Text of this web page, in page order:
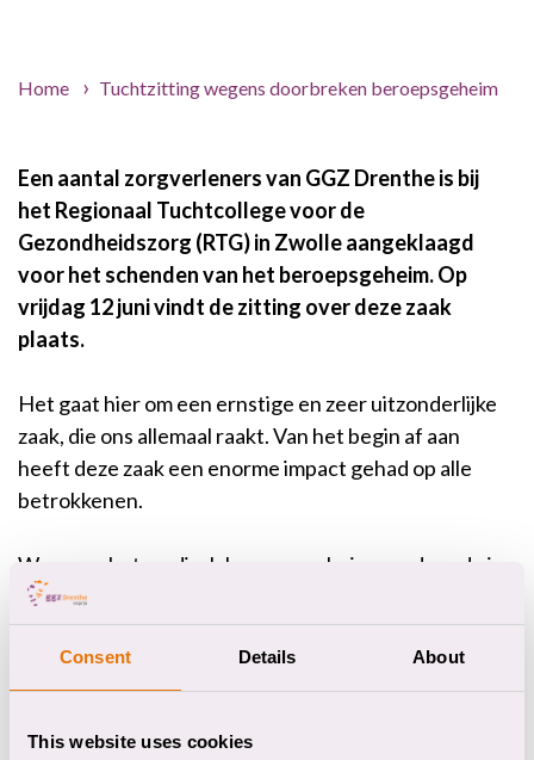
Consent Details About
This website uses cookies
Home Tuchtzitting wegens doorbreken beroepsgeheim
Een aantal zorgverleners van GGZ Drenthe is bij
het Regionaal Tuchtcollege voor de
Gezondheidszorg (RTG) in Zwolle aangeklaagd
voor het schenden van het beroepsgeheim. Op
vrijdag 12 juni vindt de zitting over deze zaak
plaats.
Het gaat hier om een ernstige en zeer uitzonderlijke
zaak, die ons allemaal raakt. Van het begin af aan
heeft deze zaak een enorme impact gehad op alle
betrokkenen.
Wanneer het medisch beroepsgeheim aan de orde is,
gaan betrokken zorgverleners nooit over één nacht
ijs. Het doorbreken van het medisch beroepsgeheim
is telkens een ingrijpende beslissing. Zorgverleners
hebben destijds naar eer en geweten een